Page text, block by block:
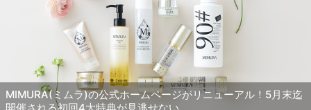
MIMURA(ミムラ)の公式ホームページがリニューアル！5月末迄